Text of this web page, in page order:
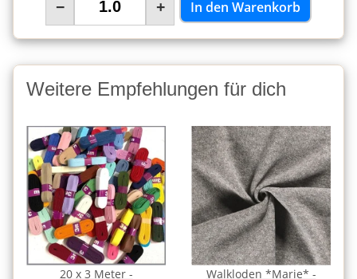
− + In den Warenkorb
Weitere Empfehlungen für dich
20 x 3 Meter -
Walkloden *Marie* -